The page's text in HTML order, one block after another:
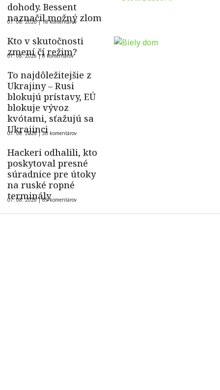
dohody. Bessent
naznačil možný zlom
07. 08. 2026 |18 komentárov
Kto v skutočnosti
zmení čí režim?
07. 08. 2026 |8 komentárov
To najdôležitejšie z
Ukrajiny – Rusi
blokujú prístavy, EÚ
blokuje vývoz
kvótami, sťažujú sa
Ukrajinci
07. 08. 2026 |26 komentárov
Hackeri odhalili, kto
poskytoval presné
súradnice pre útoky
na ruské ropné
terminály
07. 08. 2026 |69 komentárov